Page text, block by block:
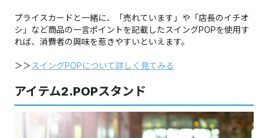
プライスカードと一緒に、「売れています」や「店長のイチオ
シ」など商品の一言ポイントを記載したスイングPOPを使用す
れば、消費者の興味を惹きやすいといえます。
＞＞​​スイングPOPについて詳しく見てみる
アイテム2.POPスタンド